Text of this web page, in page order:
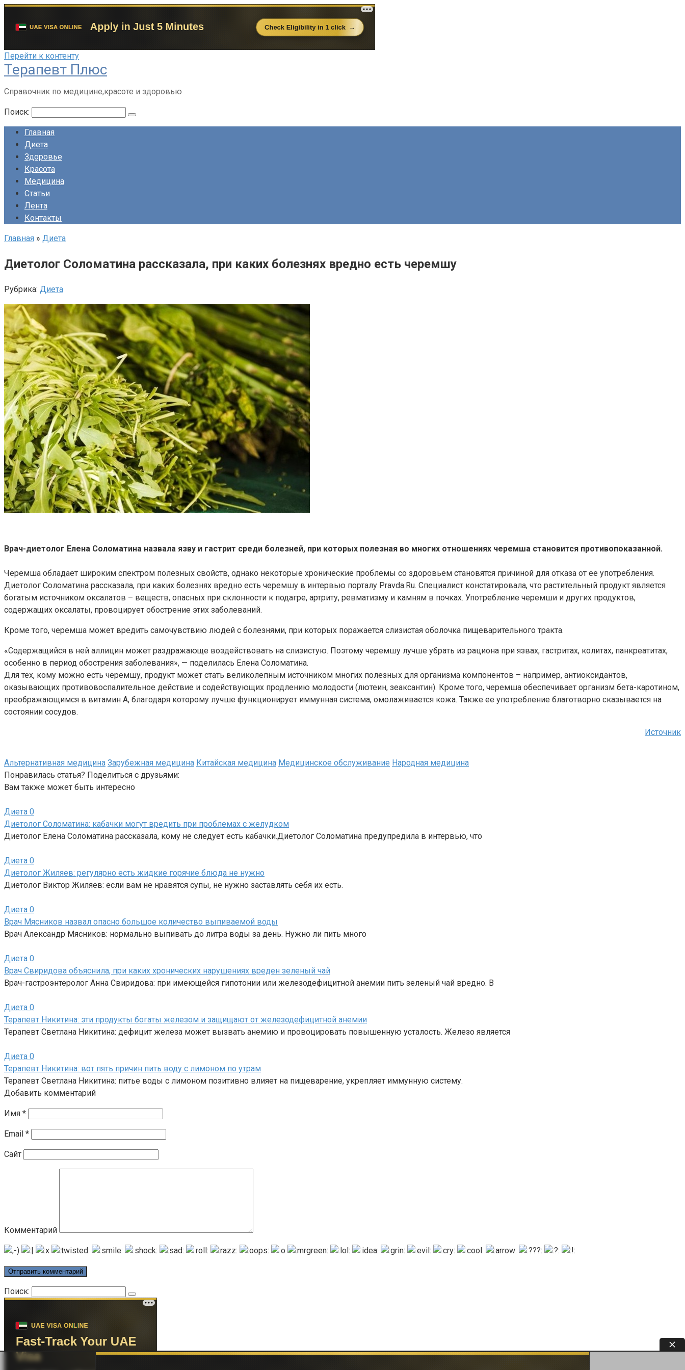
Перейти к контенту
Терапевт Плюс
Справочник по медицине,красоте и здоровью
Поиск:
Главная
Диета
Здоровье
Красота
Медицина
Статьи
Лента
Контакты
Главная » Диета
Диетолог Соломатина рассказала, при каких болезнях вредно есть черемшу
Рубрика: Диета
Врач-диетолог Елена Соломатина назвала язву и гастрит среди болезней, при которых полезная во многих отношениях черемша становится противопоказанной.
Черемша обладает широким спектром полезных свойств, однако некоторые хронические проблемы со здоровьем становятся причиной для отказа от ее употребления.
Диетолог Соломатина рассказала, при каких болезнях вредно есть черемшу в интервью порталу Pravda.Ru. Специалист констатировала, что растительный продукт является
богатым источником оксалатов – веществ, опасных при склонности к подагре, артриту, ревматизму и камням в почках. Употребление черемши и других продуктов,
содержащих оксалаты, провоцирует обострение этих заболеваний.
Кроме того, черемша может вредить самочувствию людей с болезнями, при которых поражается слизистая оболочка пищеварительного тракта.
«Содержащийся в ней аллицин может раздражающе воздействовать на слизистую. Поэтому черемшу лучше убрать из рациона при язвах, гастритах, колитах, панкреатитах,
особенно в период обострения заболевания», — поделилась Елена Соломатина.
Для тех, кому можно есть черемшу, продукт может стать великолепным источником многих полезных для организма компонентов – например, антиоксидантов,
оказывающих противовоспалительное действие и содействующих продлению молодости (лютеин, зеаксантин). Кроме того, черемша обеспечивает организм бета-каротином,
преображающимся в витамин А, благодаря которому лучше функционирует иммунная система, омолаживается кожа. Также ее употребление благотворно сказывается на
состоянии сосудов.
Источник
Альтернативная медицина Зарубежная медицина Китайская медицина Медицинское обслуживание Народная медицина
Понравилась статья? Поделиться с друзьями:
Вам также может быть интересно
Диета 0
Диетолог Соломатина: кабачки могут вредить при проблемах с желудком
Диетолог Елена Соломатина рассказала, кому не следует есть кабачки.Диетолог Соломатина предупредила в интервью, что
Диета 0
Диетолог Жиляев: регулярно есть жидкие горячие блюда не нужно
Диетолог Виктор Жиляев: если вам не нравятся супы, не нужно заставлять себя их есть.
Диета 0
Врач Мясников назвал опасно большое количество выпиваемой воды
Врач Александр Мясников: нормально выпивать до литра воды за день. Нужно ли пить много
Диета 0
Врач Свиридова объяснила, при каких хронических нарушениях вреден зеленый чай
Врач-гастроэнтеролог Анна Свиридова: при имеющейся гипотонии или железодефицитной анемии пить зеленый чай вредно. В
Диета 0
Терапевт Никитина: эти продукты богаты железом и защищают от железодефицитной анемии
Терапевт Светлана Никитина: дефицит железа может вызвать анемию и провоцировать повышенную усталость. Железо является
Диета 0
Терапевт Никитина: вот пять причин пить воду с лимоном по утрам
Терапевт Светлана Никитина: питье воды с лимоном позитивно влияет на пищеварение, укрепляет иммунную систему.
Добавить комментарий
Имя *
Email *
Сайт
Комментарий
Поиск: